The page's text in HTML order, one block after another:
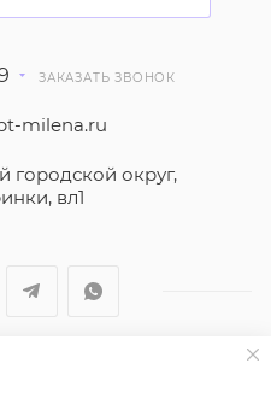
ЗАКАЗАТЬ ЗВОНОК
milena.ru
городской округ,
вл1
групп"